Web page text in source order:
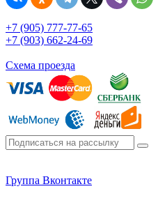
+7 (905) 777-77-65
+7 (903) 662-24-69
Схема проезда
Группа Вконтакте